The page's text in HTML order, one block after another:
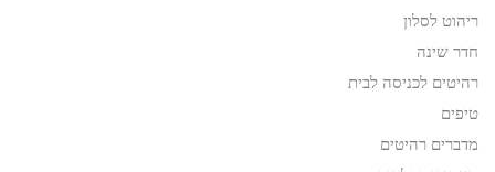
ריהוט לסלון
חדר שינה
רהיטים לכניסה לבית
טיפים
מדברים רהיטים